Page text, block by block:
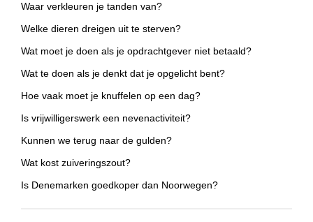
Waar verkleuren je tanden van?
Welke dieren dreigen uit te sterven?
Wat moet je doen als je opdrachtgever niet betaald?
Wat te doen als je denkt dat je opgelicht bent?
Hoe vaak moet je knuffelen op een dag?
Is vrijwilligerswerk een nevenactiviteit?
Kunnen we terug naar de gulden?
Wat kost zuiveringszout?
Is Denemarken goedkoper dan Noorwegen?